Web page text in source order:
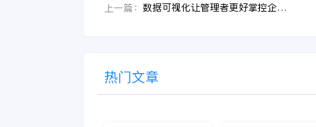
上一篇： 数据可视化让管理者更好掌控企业发展，助力企业发展加速
热门文章